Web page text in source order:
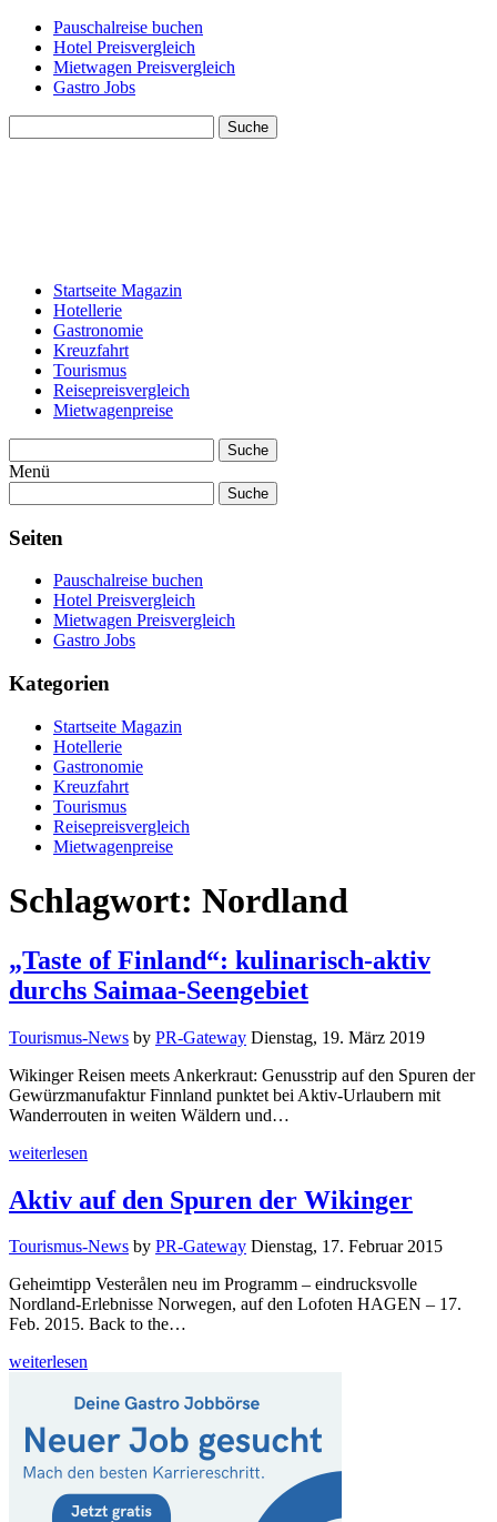
Pauschalreise buchen
Hotel Preisvergleich
Mietwagen Preisvergleich
Gastro Jobs
Suche
Startseite Magazin
Hotellerie
Gastronomie
Kreuzfahrt
Tourismus
Reisepreisvergleich
Mietwagenpreise
Suche
Menü
Suche
Seiten
Pauschalreise buchen
Hotel Preisvergleich
Mietwagen Preisvergleich
Gastro Jobs
Kategorien
Startseite Magazin
Hotellerie
Gastronomie
Kreuzfahrt
Tourismus
Reisepreisvergleich
Mietwagenpreise
Schlagwort: Nordland
„Taste of Finland“: kulinarisch-aktiv
durchs Saimaa-Seengebiet
Tourismus-News by PR-Gateway Dienstag, 19. März 2019
Wikinger Reisen meets Ankerkraut: Genusstrip auf den Spuren der
Gewürzmanufaktur Finnland punktet bei Aktiv-Urlaubern mit
Wanderrouten in weiten Wäldern und…
weiterlesen
Aktiv auf den Spuren der Wikinger
Tourismus-News by PR-Gateway Dienstag, 17. Februar 2015
Geheimtipp Vesterålen neu im Programm – eindrucksvolle
Nordland-Erlebnisse Norwegen, auf den Lofoten HAGEN – 17.
Feb. 2015. Back to the…
weiterlesen